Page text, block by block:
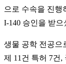
으로 수속을 진행
I-140 승인을 받으
생물 공학 전공으
제 11건 특허 7건,